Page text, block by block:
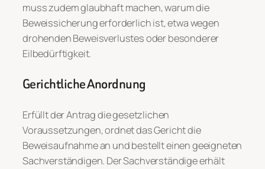
muss zudem glaubhaft machen, warum die
Beweissicherung erforderlich ist, etwa wegen
drohenden Beweisverlustes oder besonderer
Eilbedürftigkeit.
Gerichtliche Anordnung
Erfüllt der Antrag die gesetzlichen
Voraussetzungen, ordnet das Gericht die
Beweisaufnahme an und bestellt einen geeigneten
Sachverständigen. Der Sachverständige erhält